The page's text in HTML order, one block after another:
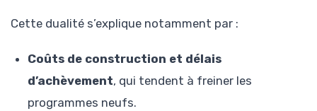
Cette dualité s’explique notamment par :
Coûts de construction et délais
d’achèvement, qui tendent à freiner les
programmes neufs.